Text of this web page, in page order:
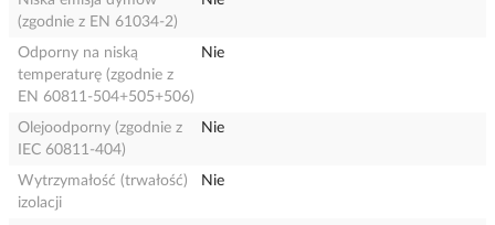
(zgodnie z EN 61034-2)
Odporny na niską
temperaturę (zgodnie z
EN 60811-504+505+506)
Nie
Olejoodporny (zgodnie z
IEC 60811-404)
Nie
Wytrzymałość (trwałość)
izolacji
Nie